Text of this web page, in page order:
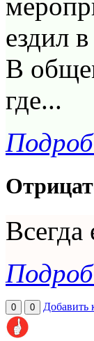
ездил
В
где...
Всегда
0 0 Добавить